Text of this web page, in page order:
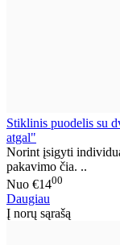
Stiklinis puodelis su
atgal"
Norint įsigyti
pakavimo čia. ..
Nuo €1400
Daugiau
Į norų sąrašą